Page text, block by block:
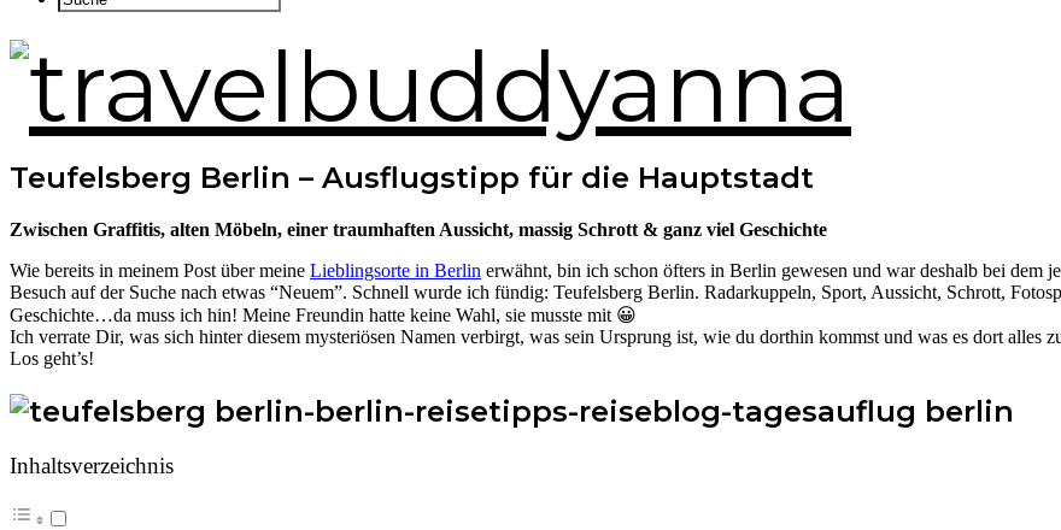
Teufelsberg Berlin – Ausflugstipp für die Hauptstadt
Zwischen Graffitis, alten Möbeln, einer traumhaften Aussicht, massig Schrott & ganz viel Geschichte
Wie bereits in meinem Post über meine Lieblingsorte in Berlin erwähnt, bin ich schon öfters in Berlin gewesen und war deshalb bei dem
Besuch auf der Suche nach etwas “Neuem”. Schnell wurde ich fündig: Teufelsberg Berlin. Radarkuppeln, Sport, Aussicht, Schrott,
Geschichte…da muss ich hin! Meine Freundin hatte keine Wahl, sie musste mit 😀
Ich verrate Dir, was sich hinter diesem mysteriösen Namen verbirgt, was sein Ursprung ist, wie du dorthin kommst und was es dort alles
Los geht’s!
Inhaltsverzeichnis